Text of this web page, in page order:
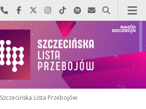
Najlepiej po prostu do nas zadzwoń
Odwiedź nas na Facebook-u
Odwiedź nas na X
Odwiedź nas na Instagram-ie
Odwiedź nas na TikTok-u
Szukaj nas na Spotify
Wyślij do nas
Szukaj
Szczecińska Lista Przebojów